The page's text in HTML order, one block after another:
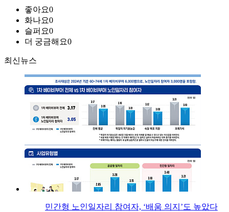
좋아요0
화나요0
슬퍼요0
더 궁금해요0
최신뉴스
민간형 노인일자리 참여자, ‘배움 의지’도 높았다